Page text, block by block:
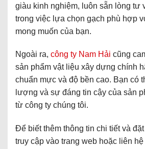
giàu kinh nghiệm, luôn sẵn lòng tư
trong việc lựa chọn gạch phù hợp
mong muốn của bạn.
Ngoài ra, công ty Nam Hải cũng
sản phẩm vật liệu xây dựng chính
chuẩn mực và độ bền cao. Bạn có
lượng và sự đáng tin cậy của sản
từ công ty chúng tôi.
Để biết thêm thông tin chi tiết và
truy cập vào trang web hoặc liên